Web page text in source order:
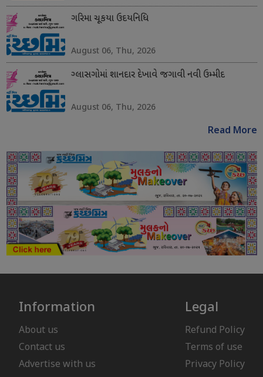
ગરિમા ચૂકયા ઉદયનિધિ
August 06, Thu, 2026
ગ્લાસગોમાં શાનદાર દેખાવે જગાવી નવી ઉમ્મીદ
August 06, Thu, 2026
Read More
Information
About us
Contact us
Advertise with us
Legal
Refund Policy
Terms of use
Privacy Policy